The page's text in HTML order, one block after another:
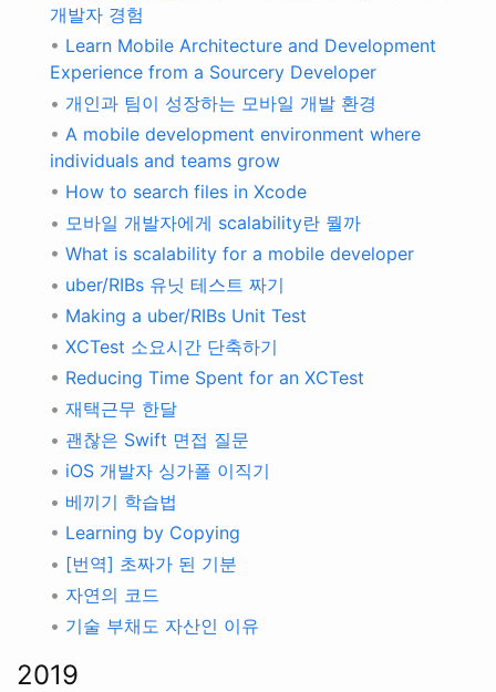
개발자 경험
• Learn Mobile Architecture and Development
Experience from a Sourcery Developer
• 개인과 팀이 성장하는 모바일 개발 환경
• A mobile development environment where
individuals and teams grow
• How to search files in Xcode
• 모바일 개발자에게 scalability란 뭘까
• What is scalability for a mobile developer
• uber/RIBs 유닛 테스트 짜기
• Making a uber/RIBs Unit Test
• XCTest 소요시간 단축하기
• Reducing Time Spent for an XCTest
• 재택근무 한달
• 괜찮은 Swift 면접 질문
• iOS 개발자 싱가폴 이직기
• 베끼기 학습법
• Learning by Copying
• [번역] 초짜가 된 기분
• 자연의 코드
• 기술 부채도 자산인 이유
2019